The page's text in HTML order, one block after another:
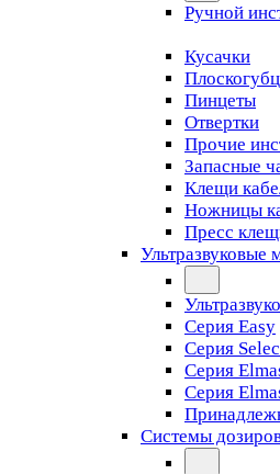
Ручной
Кусачки
Пинцеты
Отвертки
Прочие
Запасные
Клещи
Ножницы
Пресс
Ультразвуковые
Серия Easy
Серия
Серия
Серия
Системы